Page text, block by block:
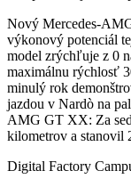
Nový Mercedes-
výkonový potenciál
model zrýchľuje z 0
maximálnu rýchlosť
minulý rok
jazdou v Nardò na
AMG GT XX: Za
kilometrov a stanovil
Digital Factory